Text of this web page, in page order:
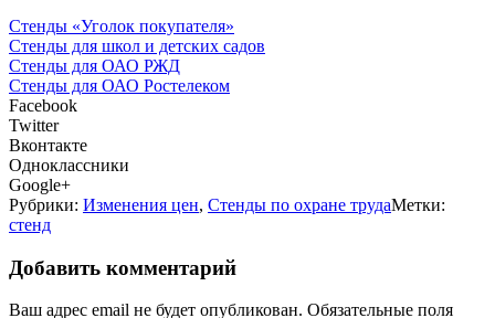
Стенды «Уголок покупателя»
Стенды для школ и детских садов
Стенды для ОАО РЖД
Стенды для ОАО Ростелеком
Facebook
Twitter
Вконтакте
Одноклассники
Google+
Рубрики: Изменения цен, Стенды по охране трудаМетки:
стенд
Добавить комментарий
Ваш адрес email не будет опубликован. Обязательные поля